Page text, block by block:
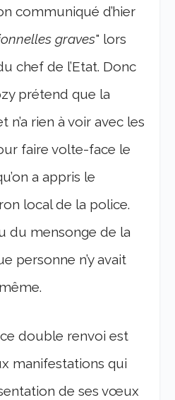
communiqué d’hier
graves" lors
chef de l’Etat. Donc
prétend que la
rien à voir avec les
faire volte-face le
a appris le
local de la police.
du mensonge de la
personne n’y avait
double renvoi est
manifestations qui
de ses vœux